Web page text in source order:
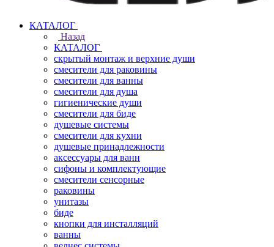
КАТАЛОГ
Назад
КАТАЛОГ
скрытый монтаж и верхние души
смесители для раковины
смесители для ванны
смесители для душа
гигиенические души
смесители для биде
душевые системы
смесители для кухни
душевые принадлежности
аксессуары для ванн
сифоны и комплектующие
смесители сенсорные
раковины
унитазы
биде
кнопки для инсталляций
ванны